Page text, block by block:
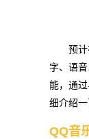
预
字、语
能，通
细介绍
QQ音